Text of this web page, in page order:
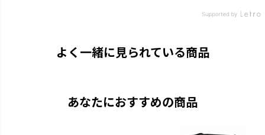
よく一緒に見られている商品
あなたにおすすめの商品